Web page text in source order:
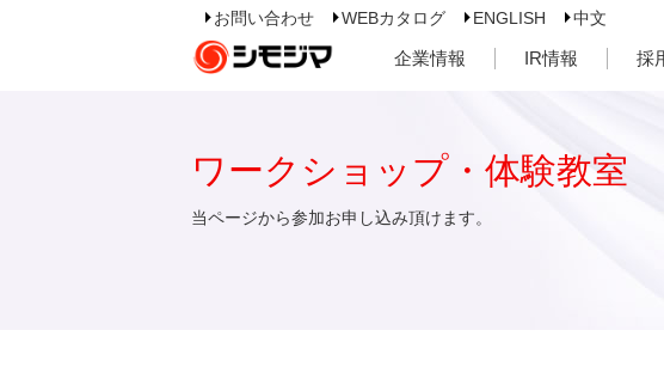
お問い合わせ WEBカタログ ENGLISH 中文
企業情報 IR情報 採
ワークショップ・体験教室
当ページから参加お申し込み頂けます。